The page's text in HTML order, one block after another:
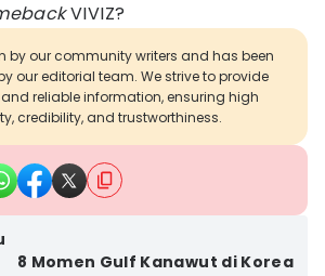
VIVIZ?
by our community writers and has been
our editorial team. We strive to provide
reliable information, ensuring high
credibility, and trustworthiness.
8 Momen Gulf Kanawut di Korea